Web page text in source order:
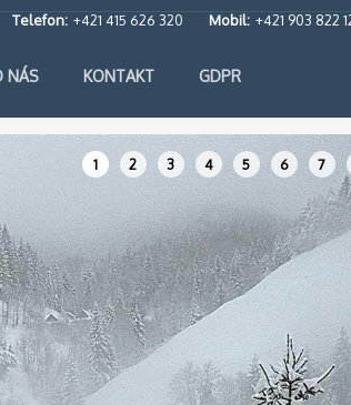
Telefon: +421 415 626 320 Mobil: +421 903 822
NÁS KONTAKT GDPR
1 2 3 4 5 6 7